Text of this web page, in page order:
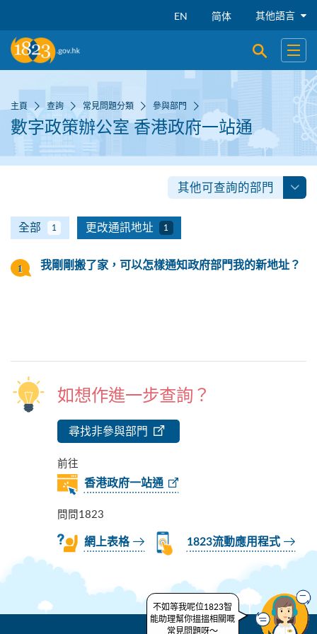
EN 简体 其他語言
開啟搜尋
開啟
主頁 查詢 常見問題分類 參與部門
數字政策辦公室 香港政府一站通
其他可查詢的部門
全部 1 更改通訊地址 1
我剛剛搬了家，可以怎樣通知政府部門我的新地址？
如想作進一步查詢？
尋找非參與部門
前往
香港政府一站通
問問1823
網上表格 1823流動應用程式
不如等我呢位1823智
能助理幫你搵搵相關嘅
常見問題呀～